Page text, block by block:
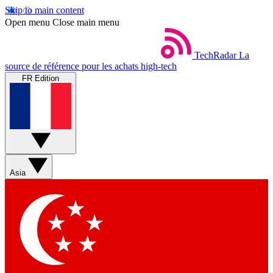
Skip to main content
Open menu Close main menu
TechRadar La
source de référence pour les achats high-tech
FR Edition
Asia